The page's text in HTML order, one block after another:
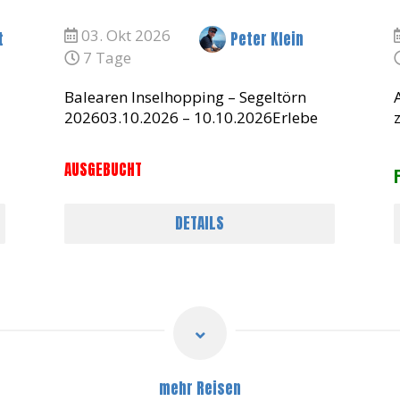
03. Okt 2026
7 Tage
Peter Klein
Balearen Inselhopping – Segeltörn
202603.10.2026 – 10.10.2026Erlebe
den Balearen! Wir starten in Palma de
Mallorca und planen eine traumhafte
AUSGEBUCHT
DETAILS
mehr Reisen